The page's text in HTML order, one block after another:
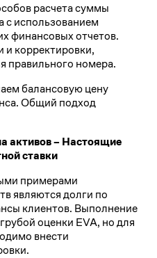
расчета суммы
с использованием
финансовых отчетов.
корректировки,
правильного номера.
балансовую цену
Общий подход
активов – Настоящие
ставки
примерами
являются долги по
клиентов. Выполнение
оценки EVA, но для
внести